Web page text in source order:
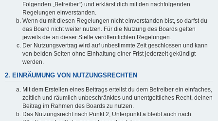
Folgenden „Betreiber“) und erklärst dich mit den nachfolgenden
Regelungen einverstanden.
Wenn du mit diesen Regelungen nicht einverstanden bist, so darfst du
das Board nicht weiter nutzen. Für die Nutzung des Boards gelten
jeweils die an dieser Stelle veröffentlichten Regelungen.
Der Nutzungsvertrag wird auf unbestimmte Zeit geschlossen und kann
von beiden Seiten ohne Einhaltung einer Frist jederzeit gekündigt
werden.
2. EINRÄUMUNG VON NUTZUNGSRECHTEN
Mit dem Erstellen eines Beitrags erteilst du dem Betreiber ein einfaches,
zeitlich und räumlich unbeschränktes und unentgeltliches Recht, deinen
Beitrag im Rahmen des Boards zu nutzen.
Das Nutzungsrecht nach Punkt 2, Unterpunkt a bleibt auch nach